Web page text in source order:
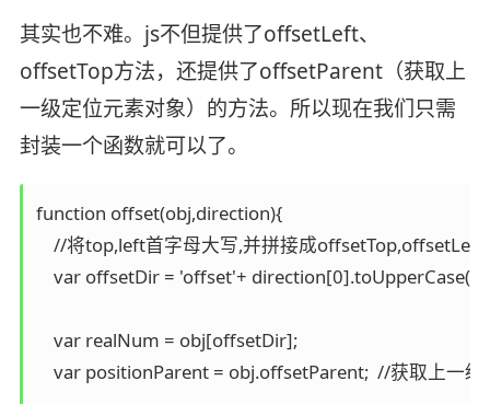
其实也不难。js不但提供了offsetLeft、
offsetTop方法，还提供了offsetParent（获取上
一级定位元素对象）的方法。所以现在我们只需
封装一个函数就可以了。
function offset(obj,direction){
    //将top,left首字母大写,并拼接成offsetTop,offsetLeft
var offsetDir = 'offset'+
    var realNum = obj[offsetDir];
var positionParent = obj.offsetParent;  //获取上一